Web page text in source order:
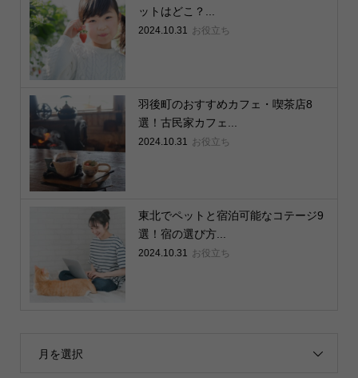
ットはどこ？...
2024.10.31 お役立ち
羽後町のおすすめカフェ・喫茶店8
選！古民家カフェ...
2024.10.31 お役立ち
東北でペットと宿泊可能なコテージ9
選！宿の選び方...
2024.10.31 お役立ち
月を選択